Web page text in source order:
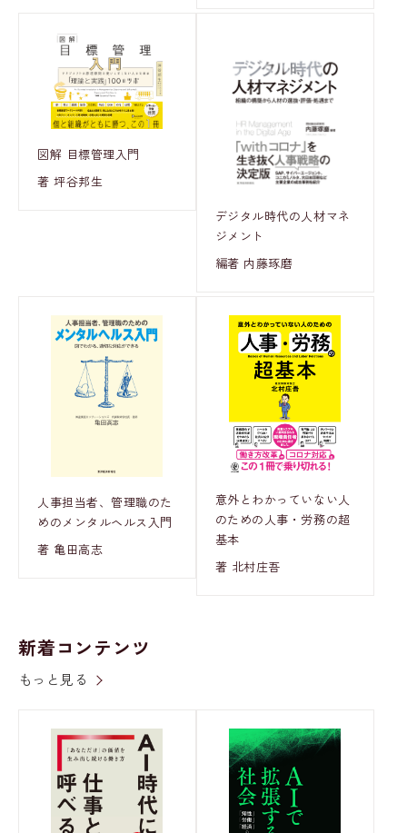
図解 目標管理入門
著 坪谷邦生
デジタル時代の人材マネ
ジメント
編著 内藤琢磨
人事担当者、管理職のた
めのメンタルヘルス入門
著 亀田高志
意外とわかっていない人
のための人事・労務の超
基本
著 北村庄吾
新着コンテンツ
もっと見る